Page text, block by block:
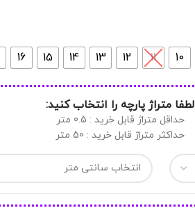
10
11
12
13
14
15
16
لطفا متراژ پارچه را انتخاب کنید:
حداقل متراژ قابل خرید : 0.5 متر
حداکثر متراژ قابل خرید : 50 متر